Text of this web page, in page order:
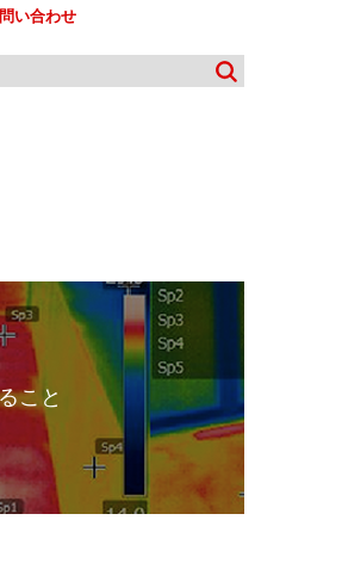
い合わせ
こと